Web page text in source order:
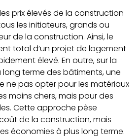
prix élevés de la construction
les initiateurs, grands ou
de la construction. Ainsi, le
total d’un projet de logement
élevé. En outre, sur la
long terme des bâtiments, une
ne pas opter pour les matériaux
moins chers, mais pour des
Cette approche pèse
de la construction, mais
économies à plus long terme.